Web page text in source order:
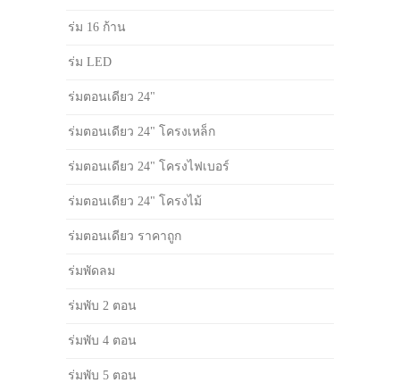
ร่ม 16 ก้าน
ร่ม LED
ร่มตอนเดียว 24"
ร่มตอนเดียว 24" โครงเหล็ก
ร่มตอนเดียว 24" โครงไฟเบอร์
ร่มตอนเดียว 24" โครงไม้
ร่มตอนเดียว ราคาถูก
ร่มพัดลม
ร่มพับ 2 ตอน
ร่มพับ 4 ตอน
ร่มพับ 5 ตอน